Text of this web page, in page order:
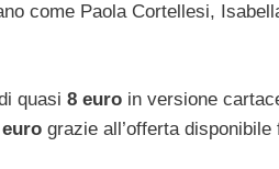
come Paola Cortellesi,
quasi 8 euro in versione
grazie all’offerta